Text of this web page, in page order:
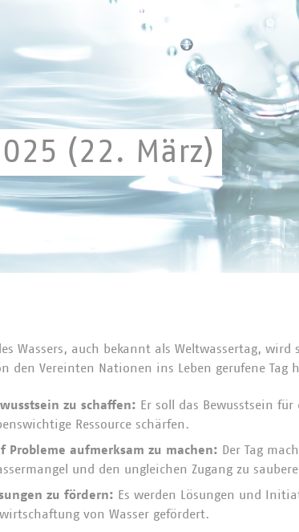
(22. März)
Wassers, auch bekannt als Weltwassertag,
den Vereinten Nationen ins Leben gerufene Tag
zu schaffen: Er soll das Bewusstsein
Ressource schärfen.
Probleme aufmerksam zu machen: Der Tag
und den ungleichen Zugang zu
zu fördern: Es werden Lösungen und
von Wasser gefördert.